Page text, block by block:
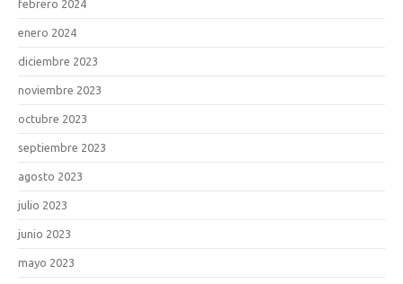
febrero 2024
enero 2024
diciembre 2023
noviembre 2023
octubre 2023
septiembre 2023
agosto 2023
julio 2023
junio 2023
mayo 2023